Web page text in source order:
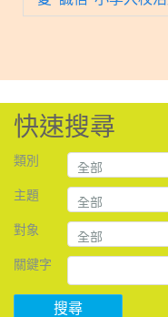
快速搜尋
類別
主題
對象
關鍵字
搜尋